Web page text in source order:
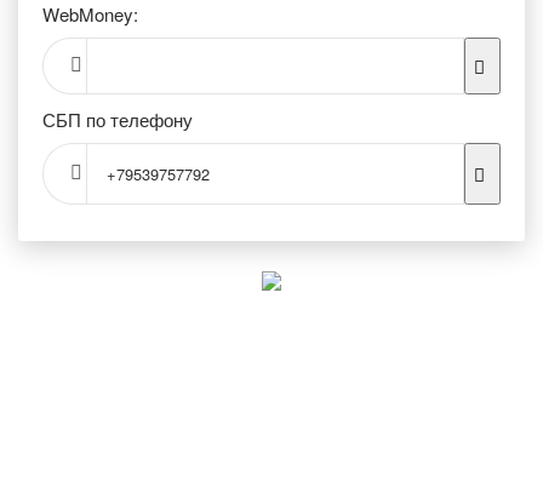
WebMoney:
СБП по телефону
+79539757792